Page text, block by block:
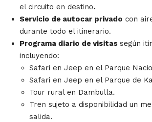
el circuito en destino.
Servicio de autocar privado con
durante todo el itinerario.
Programa diario de visitas según
incluyendo:
Safari en Jeep en el Parque
Safari en Jeep en el Parque de
Tour rural en Dambulla.
Tren sujeto a disponibilidad un
salida.